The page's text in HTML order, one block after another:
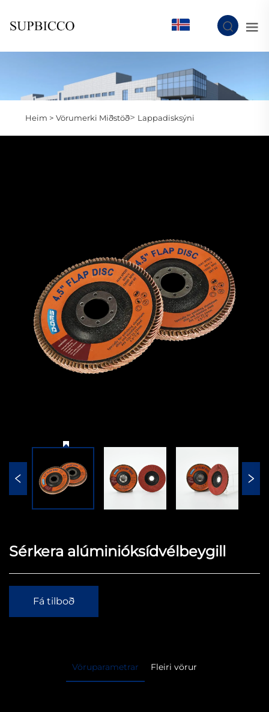
Heim > Vörumerki Miðstöð> Lappadisksýni
Sérkera alúminióksídvélbeygill
Fá tilboð
Vöruparametrar Fleiri vörur